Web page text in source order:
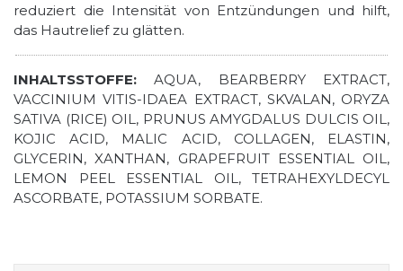
reduziert die Intensität von Entzündungen und hilft,
das Hautrelief zu glätten.
INHALTSSTOFFE: AQUA, BEARBERRY EXTRACT,
VACCINIUM VITIS-IDAEA EXTRACT, SKVALAN, ORYZA
SATIVA (RICE) OIL, PRUNUS AMYGDALUS DULCIS OIL,
KOJIC ACID, MALIC ACID, COLLAGEN, ELASTIN,
GLYCERIN, XANTHAN, GRAPEFRUIT ESSENTIAL OIL,
LEMON PEEL ESSENTIAL OIL, TETRAHEXYLDECYL
ASCORBATE, POTASSIUM SORBATE.